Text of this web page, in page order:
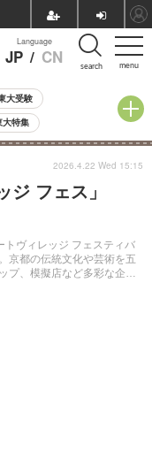
menu
Language
JP / CN search
大受験
大特集
小学校受験
気記事
け）
ジ フェス」
ヴィレッジ フェスティバ
京都の伝統文化や芸術を五
プ、模擬店など多彩な企画
2026.4.22 Wed 15:15